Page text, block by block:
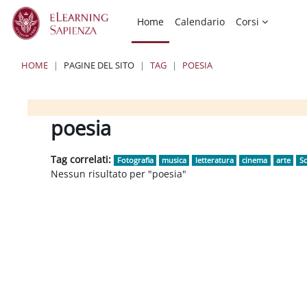
Vai al contenuto principale
Home
Calendario Corsi
HOME PAGINE DEL SITO TAG POESIA
Blocchi
Blocchipoesia
Tag correlati: Fotografia musica letteratura cinema arte
Nessun risultato per "poesia"